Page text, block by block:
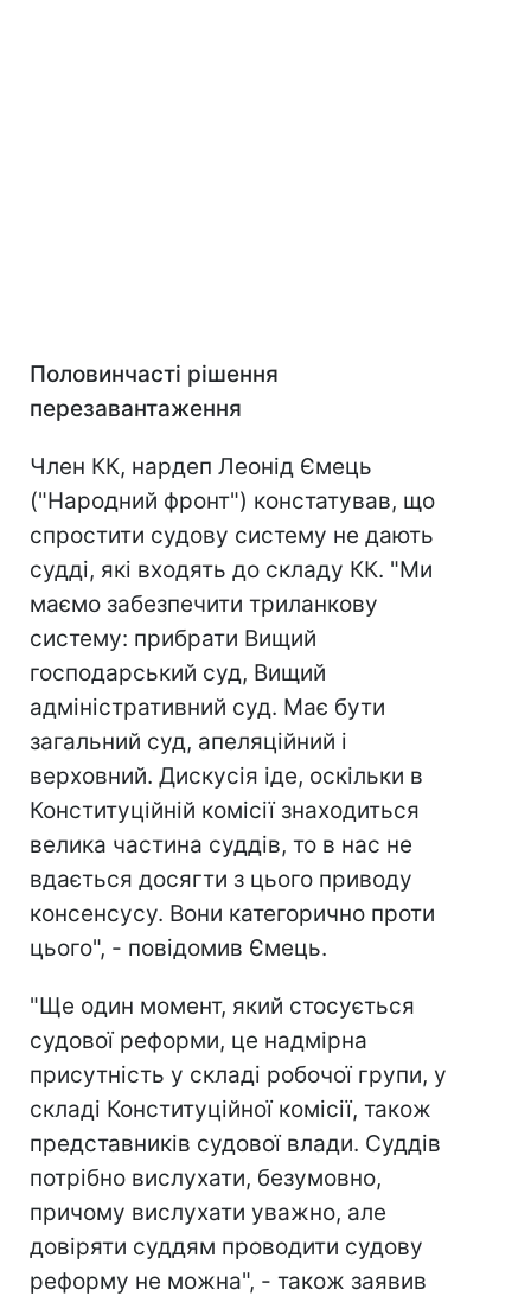
Половинчасті рішення
перезавантаження
Член КК, нардеп Леонід Ємець
("Народний фронт") констатував, що
спростити судову систему не дають
судді, які входять до складу КК. "Ми
маємо забезпечити триланкову
систему: прибрати Вищий
господарський суд, Вищий
адміністративний суд. Має бути
загальний суд, апеляційний і
верховний. Дискусія іде, оскільки в
Конституційній комісії знаходиться
велика частина суддів, то в нас не
вдається досягти з цього приводу
консенсусу. Вони категорично проти
цього", - повідомив Ємець.
"Ще один момент, який стосується
судової реформи, це надмірна
присутність у складі робочої групи, у
складі Конституційної комісії, також
представників судової влади. Суддів
потрібно вислухати, безумовно,
причому вислухати уважно, але
довіряти суддям проводити судову
реформу не можна", - також заявив